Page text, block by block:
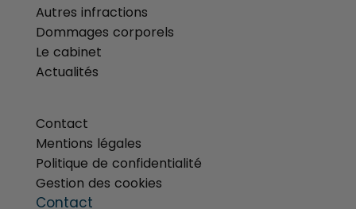
Autres infractions
Dommages corporels
Le cabinet
Actualités
Contact
Mentions légales
Politique de confidentialité
Gestion des cookies
Contact